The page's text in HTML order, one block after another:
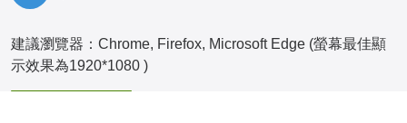
建議瀏覽器：Chrome, Firefox, Microsoft Edge (螢幕最佳顯
示效果為1920*1080 )